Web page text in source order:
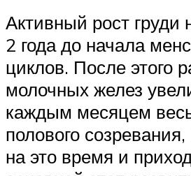
Активный рост груди
2 года до начала
циклов. После этого
молочных желез
каждым месяцем
полового
на это время и